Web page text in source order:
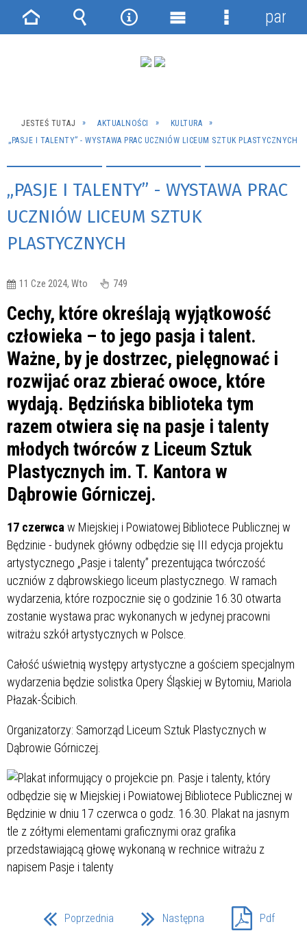
JESTEŚ TUTAJ AKTUALNOŚCI
KULTURA
„PASJE I TALENTY” - WYSTAWA PRAC UCZNIÓW LICEUM SZTUK PLASTYCZNYCH
„PASJE I TALENTY” - WYSTAWA PRAC
UCZNIÓW LICEUM SZTUK
PLASTYCZNYCH
11 Cze 2024, Wto 749
Cechy, które określają wyjątkowość
człowieka – to jego pasja i talent.
Ważne, by je dostrzec, pielęgnować i
rozwijać oraz zbierać owoce, które
wydają. Będzińska biblioteka tym
razem otwiera się na pasje i talenty
młodych twórców z Liceum Sztuk
Plastycznych im. T. Kantora w
Dąbrowie Górniczej.
17 czerwca w Miejskiej i Powiatowej Bibliotece Publicznej w
Będzinie - budynek główny odbędzie się III edycja projektu
artystycznego „Pasje i talenty” prezentująca twórczość
uczniów z dąbrowskiego liceum plastycznego. W ramach
wydarzenia, które rozpocznie się o godzinie 16.30 otwarta
zostanie wystawa prac wykonanych w jedynej pracowni
witrażu szkół artystycznych w Polsce.
Całość uświetnią występy artystyczne a gościem specjalnym
wydarzenia będzie solistka Opery Śląskiej w Bytomiu, Mariola
Płazak-Ścibich.
Organizatorzy: Samorząd Liceum Sztuk Plastycznych w
Dąbrowie Górniczej.
Poprzednia Następna Pdf
Strona Wyszukiwarka
NarzędziaMenu
Menu
panel